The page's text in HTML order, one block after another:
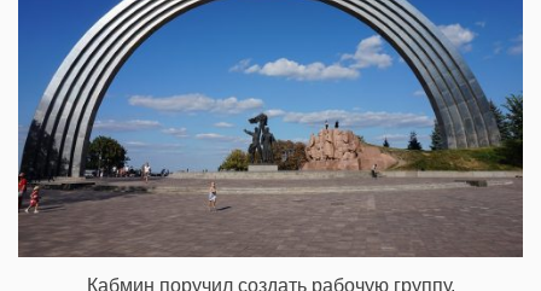
Кабмин поручил создать рабочую группу,